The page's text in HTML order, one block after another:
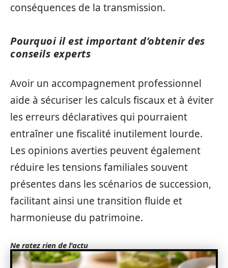
conséquences de la transmission.
Pourquoi il est important d’obtenir des
conseils experts
Avoir un accompagnement professionnel
aide à sécuriser les calculs fiscaux et à éviter
les erreurs déclaratives qui pourraient
entraîner une fiscalité inutilement lourde.
Les opinions averties peuvent également
réduire les tensions familiales souvent
présentes dans les scénarios de succession,
facilitant ainsi une transition fluide et
harmonieuse du patrimoine.
Ne ratez rien de l'actu